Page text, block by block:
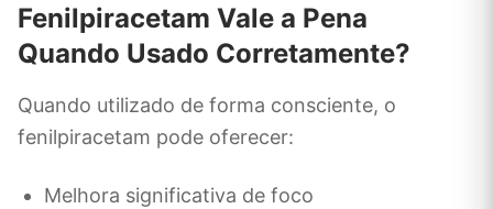
Fenilpiracetam Vale a Pena
Quando Usado Corretamente?
Quando utilizado de forma consciente, o
fenilpiracetam pode oferecer:
Melhora significativa de foco